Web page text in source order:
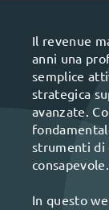
Il revenue
anni una
semplice
strategica
avanzate.
strumenti di
consapevole.
In questo